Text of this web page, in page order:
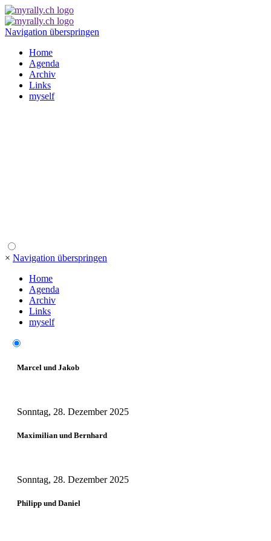
Navigation überspringen
Home
Agenda
Archiv
Links
myself
× Navigation überspringen
Home
Agenda
Archiv
Links
myself
Marcel und Jakob
Sonntag, 28. Dezember 2025
Maximilian und Bernhard
Sonntag, 28. Dezember 2025
Philipp und Daniel